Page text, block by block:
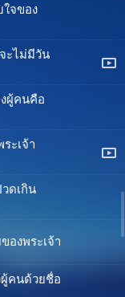
ใจของ
ะไม่มีวัน
ผู้คนคือ
ะเจ้า
ดเกิน
องพระเจ้า
คนด้วยชื่อ